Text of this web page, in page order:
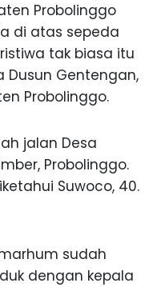
Probolinggo
di atas sepeda
tak biasa itu
Dusun Gentengan,
Probolinggo.
jalan Desa
Probolinggo.
Suwoco, 40.
sudah
dengan kepala